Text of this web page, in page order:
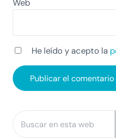
Web
He leído y acepto la
Sidebar
Buscar en esta web